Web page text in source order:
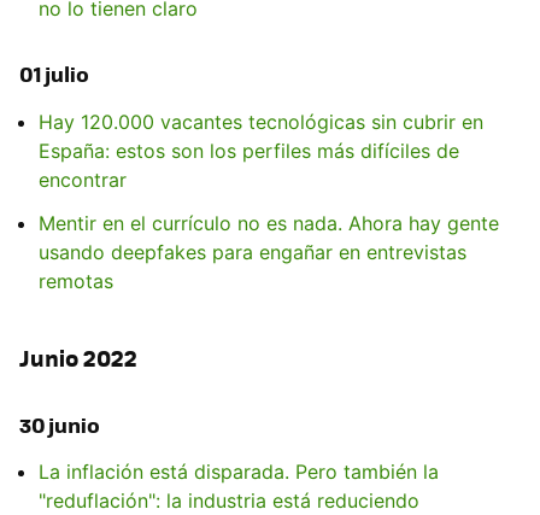
no lo tienen claro
01 julio
Hay 120.000 vacantes tecnológicas sin cubrir en
España: estos son los perfiles más difíciles de
encontrar
Mentir en el currículo no es nada. Ahora hay gente
usando deepfakes para engañar en entrevistas
remotas
Junio 2022
30 junio
La inflación está disparada. Pero también la
"reduflación": la industria está reduciendo